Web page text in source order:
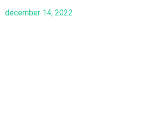
december 14, 2022